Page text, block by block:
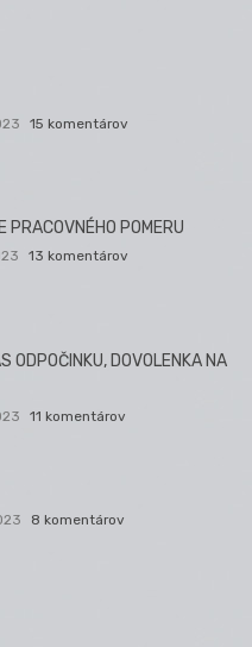
15 komentárov
PRACOVNÉHO POMERU
13 komentárov
ODPOČINKU, DOVOLENKA NA
11 komentárov
8 komentárov